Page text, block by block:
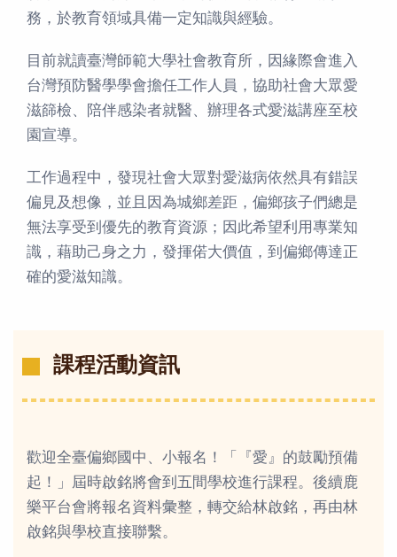
務，於教育領域具備一定知識與經驗。
目前就讀臺灣師範大學社會教育所，因緣際會進入
台灣預防醫學學會擔任工作人員，協助社會大眾愛
滋篩檢、陪伴感染者就醫、辦理各式愛滋講座至校
園宣導。
工作過程中，發現社會大眾對愛滋病依然具有錯誤
偏見及想像，並且因為城鄉差距，偏鄉孩子們總是
無法享受到優先的教育資源；因此希望利用專業知
識，藉助己身之力，發揮偌大價值，到偏鄉傳達正
確的愛滋知識。
課程活動資訊
歡迎全臺偏鄉國中、小報名！「『愛』的鼓勵預備
起！」屆時啟銘將會到五間學校進行課程。後續鹿
樂平台會將報名資料彙整，轉交給林啟銘，再由林
啟銘與學校直接聯繫。